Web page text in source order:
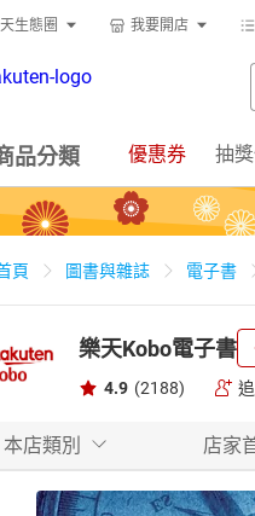
生態圈 我要開店
品分類 優惠券 抽
頁 圖書與雜誌 電子書
樂天Kobo電子書
4.9 (2188)
本店類別 店家